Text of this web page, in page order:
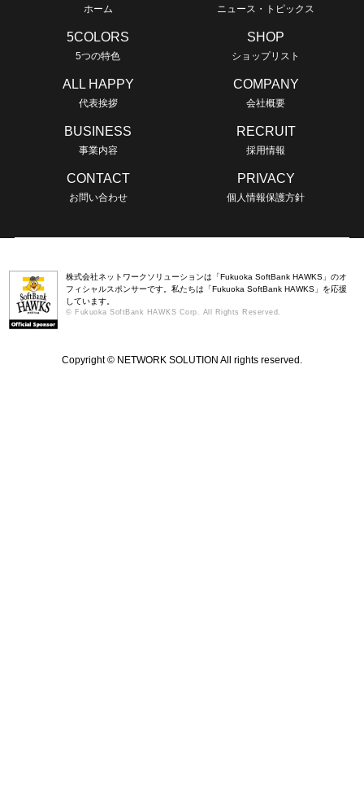
ホーム ニュース・トピックス
5COLORS
5つの特色
SHOP
ショップリスト
ALL HAPPY
代表挨拶
COMPANY
会社概要
BUSINESS
事業内容
RECRUIT
採用情報
CONTACT
お問い合わせ
PRIVACY
個人情報保護方針
株式会社ネットワークソリューションは「Fukuoka SoftBank HAWKS」のオ
フィシャルスポンサーです。私たちは「Fukuoka SoftBank HAWKS」を応援
しています。
© Fukuoka SoftBank HAWKS Corp. All Rights Reserved.
Copyright © NETWORK SOLUTION All rights reserved.